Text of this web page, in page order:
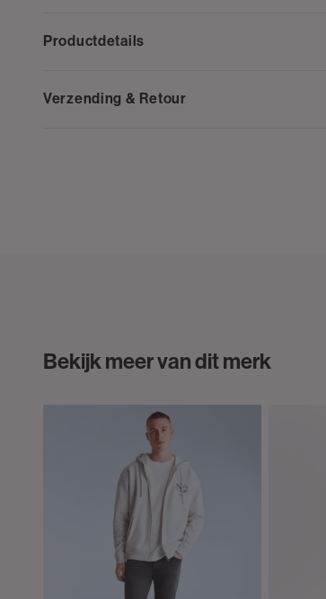
Productdetails
Verzending & Retour
Bekijk meer van dit merk